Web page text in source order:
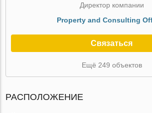
Директор компании
Property and Consulting
Связаться
Ещё 249 объектов
РАСПОЛОЖЕНИЕ